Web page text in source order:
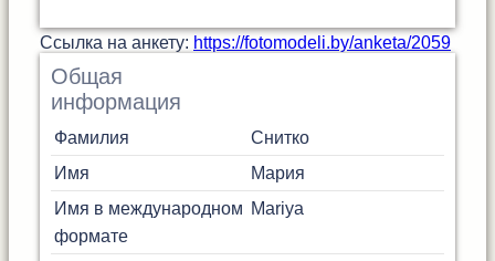
Cсылка на анкету: https://fotomodeli.by/anketa/2059
Общая
информация
Фамилия
Снитко
Имя
Мария
Имя в международном
формате
Mariya